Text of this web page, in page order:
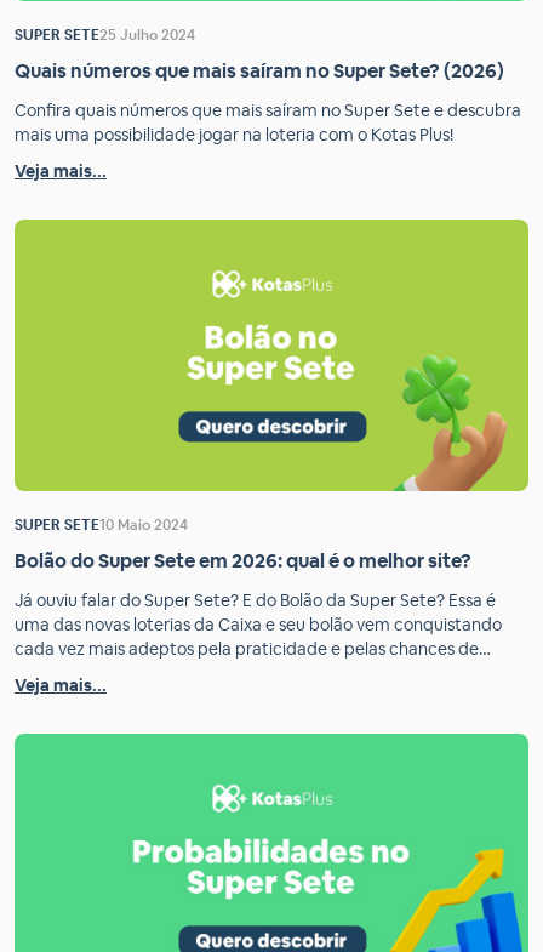
SUPER SETE25 Julho 2024
Quais números que mais saíram no Super Sete? (2026)
Confira quais números que mais saíram no Super Sete e descubra
mais uma possibilidade jogar na loteria com o Kotas Plus!
Veja mais...
SUPER SETE10 Maio 2024
Bolão do Super Sete em 2026: qual é o melhor site?
Já ouviu falar do Super Sete? E do Bolão da Super Sete? Essa é
uma das novas loterias da Caixa e seu bolão vem conquistando
cada vez mais adeptos pela praticidade e pelas chances de
ganhar um bom prêmio. Mas, peraí: você sabe como jogar em um
Bolão do Super Sete? Vamos te explicar tudo […]
Veja mais...